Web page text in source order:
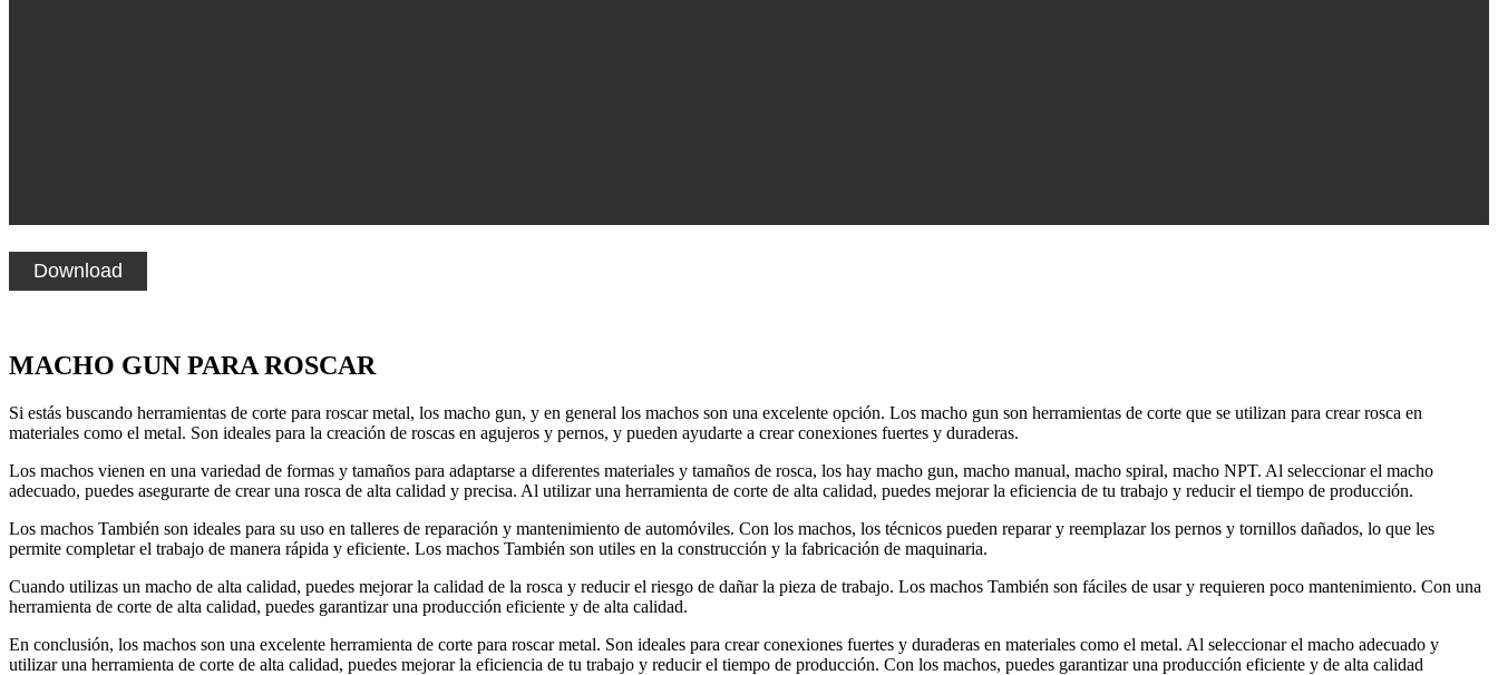
Download
MACHO GUN PARA ROSCAR
Si estás buscando herramientas de corte para roscar metal, los macho gun, y en general los machos son una excelente opción. Los macho gun son herramientas de corte que se utilizan para crear rosca en
materiales como el metal. Son ideales para la creación de roscas en agujeros y pernos, y pueden ayudarte a crear conexiones fuertes y duraderas.
Los machos vienen en una variedad de formas y tamaños para adaptarse a diferentes materiales y tamaños de rosca, los hay macho gun, macho manual, macho spiral, macho NPT. Al seleccionar el macho
adecuado, puedes asegurarte de crear una rosca de alta calidad y precisa. Al utilizar una herramienta de corte de alta calidad, puedes mejorar la eficiencia de tu trabajo y reducir el tiempo de producción.
Los machos También son ideales para su uso en talleres de reparación y mantenimiento de automóviles. Con los machos, los técnicos pueden reparar y reemplazar los pernos y tornillos dañados, lo que les
permite completar el trabajo de manera rápida y eficiente. Los machos También son utiles en la construcción y la fabricación de maquinaria.
Cuando utilizas un macho de alta calidad, puedes mejorar la calidad de la rosca y reducir el riesgo de dañar la pieza de trabajo. Los machos También son fáciles de usar y requieren poco mantenimiento. Con una
herramienta de corte de alta calidad, puedes garantizar una producción eficiente y de alta calidad.
En conclusión, los machos son una excelente herramienta de corte para roscar metal. Son ideales para crear conexiones fuertes y duraderas en materiales como el metal. Al seleccionar el macho adecuado y
utilizar una herramienta de corte de alta calidad, puedes mejorar la eficiencia de tu trabajo y reducir el tiempo de producción. Con los machos, puedes garantizar una producción eficiente y de alta calidad